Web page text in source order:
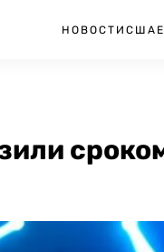
НОВОСТИ США